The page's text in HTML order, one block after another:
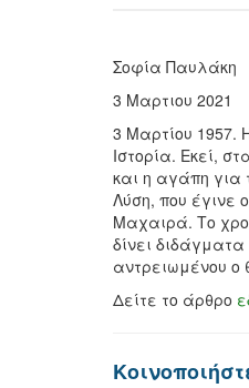
Σοφία Παυλάκη
3 Μαρτιου 2021
3 Μαρτίου 1957.
Ιστορία. Εκεί,
και η αγάπη για
Λύση, που έγινε
Μαχαιρά. Το
δίνει
αντρειωμένου ο
Δείτε το άρθρο